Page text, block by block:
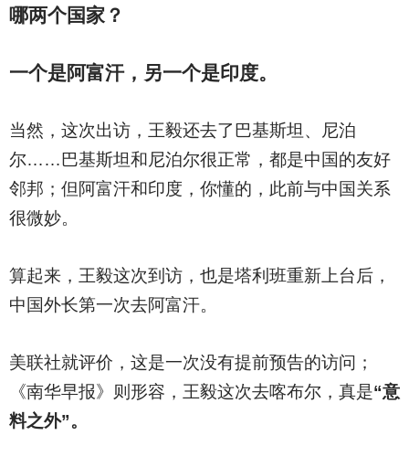
哪两个国家？
一个是阿富汗，另一个是印度。
当然，这次出访，王毅还去了巴基斯坦、尼泊
尔……巴基斯坦和尼泊尔很正常，都是中国的友好
邻邦；但阿富汗和印度，你懂的，此前与中国关系
很微妙。
算起来，王毅这次到访，也是塔利班重新上台后，
中国外长第一次去阿富汗。
美联社就评价，这是一次没有提前预告的访问；
《南华早报》则形容，王毅这次去喀布尔，真是“意
料之外”。